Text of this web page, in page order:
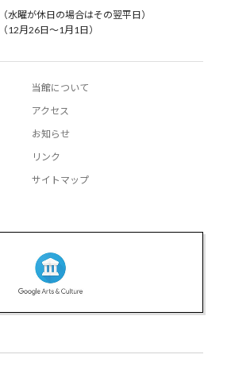
水曜が休日の場合はその翌平日）
12月26日〜1月1日）
当館について
アクセス
お知らせ
リンク
サイトマップ